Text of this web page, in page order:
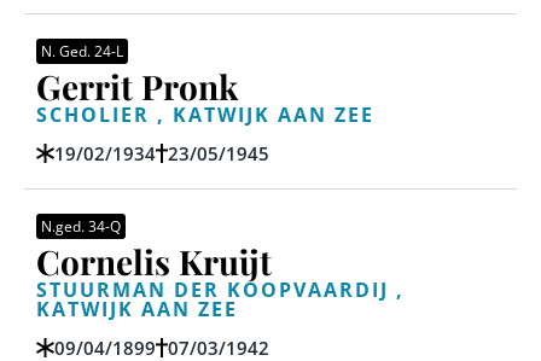
N. Ged. 24-L
Gerrit Pronk
SCHOLIER , KATWIJK AAN ZEE
19/02/1934 23/05/1945
N.ged. 34-Q
Cornelis Kruijt
STUURMAN DER KOOPVAARDIJ ,
KATWIJK AAN ZEE
09/04/1899 07/03/1942